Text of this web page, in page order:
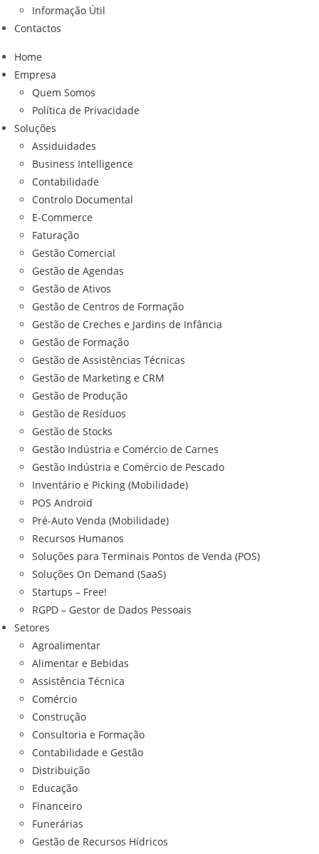
Informação Útil
Contactos
Home
Empresa
Quem Somos
Política de Privacidade
Soluções
Assiduidades
Business Intelligence
Contabilidade
Controlo Documental
E-Commerce
Faturação
Gestão Comercial
Gestão de Agendas
Gestão de Ativos
Gestão de Centros de Formação
Gestão de Creches e Jardins de Infância
Gestão de Formação
Gestão de Assistências Técnicas
Gestão de Marketing e CRM
Gestão de Produção
Gestão de Resíduos
Gestão de Stocks
Gestão Indústria e Comércio de Carnes
Gestão Indústria e Comércio de Pescado
Inventário e Picking (Mobilidade)
POS Android
Pré-Auto Venda (Mobilidade)
Recursos Humanos
Soluções para Terminais Pontos de Venda (POS)
Soluções On Demand (SaaS)
Startups – Free!
RGPD – Gestor de Dados Pessoais
Setores
Agroalimentar
Alimentar e Bebidas
Assistência Técnica
Comércio
Construção
Consultoria e Formação
Contabilidade e Gestão
Distribuição
Educação
Financeiro
Funerárias
Gestão de Recursos Hídricos